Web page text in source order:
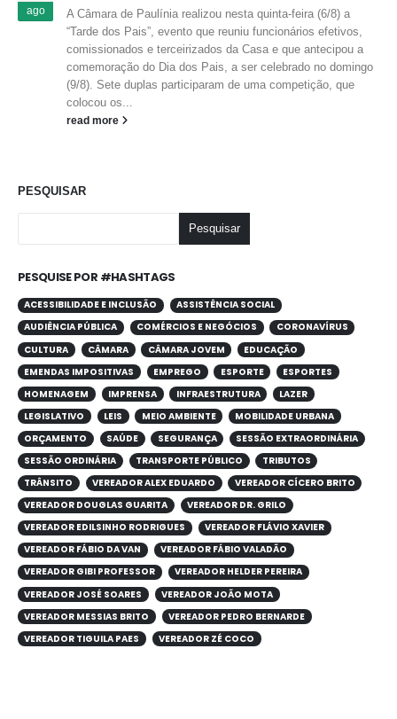
ago
A Câmara de Paulínia realizou nesta quinta-feira (6/8) a
“Tarde dos Pais”, evento que reuniu funcionários efetivos,
comissionados e terceirizados da Casa e que antecipou a
comemoração do Dia dos Pais, a ser celebrado no domingo
(9/8). Sete duplas participaram de uma competição, que
colocou os...
read more
PESQUISAR
Pesquisar
PESQUISE POR #HASHTAGS
ACESSIBILIDADE E INCLUSÃO
ASSISTÊNCIA SOCIAL
AUDIÊNCIA PÚBLICA
COMÉRCIOS E NEGÓCIOS
CORONAVÍRUS
CULTURA
CÂMARA CÂMARA JOVEM
EDUCAÇÃO
EMENDAS IMPOSITIVAS
EMPREGO ESPORTE
ESPORTES
HOMENAGEM
IMPRENSA INFRAESTRUTURA
LAZER
LEGISLATIVO
LEIS MEIO AMBIENTE
MOBILIDADE URBANA
ORÇAMENTO
SAÚDE SEGURANÇA
SESSÃO EXTRAORDINÁRIA
SESSÃO ORDINÁRIA
TRANSPORTE PÚBLICO
TRIBUTOS
TRÂNSITO
VEREADOR ALEX EDUARDO
VEREADOR CÍCERO BRITO
VEREADOR DOUGLAS GUARITA
VEREADOR DR. GRILO
VEREADOR EDILSINHO RODRIGUES
VEREADOR FLÁVIO XAVIER
VEREADOR FÁBIO DA VAN
VEREADOR FÁBIO VALADÃO
VEREADOR GIBI PROFESSOR
VEREADOR HELDER PEREIRA
VEREADOR JOSÉ SOARES
VEREADOR JOÃO MOTA
VEREADOR MESSIAS BRITO
VEREADOR PEDRO BERNARDE
VEREADOR TIGUILA PAES
VEREADOR ZÉ COCO